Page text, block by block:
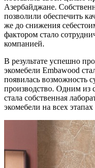
Азербайджане.
позволили обеспечить
же до снижения
фактором стало
компанией.
В результате успешно
экомебели Embawood
появилась возможность
производство. Одним из
стала собственная
экомебели на всех